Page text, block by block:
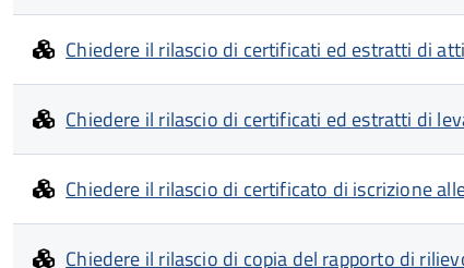
Chiedere il rilascio di certificati ed estratti di
Chiedere il rilascio di certificati ed estratti di
Chiedere il rilascio di certificato di iscrizione
Chiedere il rilascio di copia del rapporto di